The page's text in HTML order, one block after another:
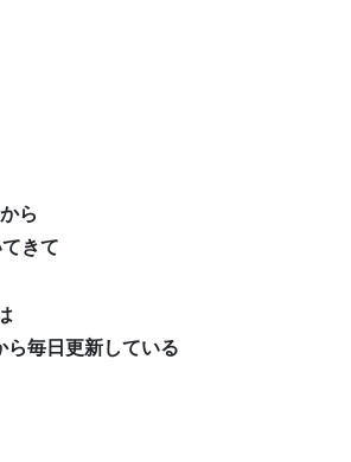
ら
きて
ら毎日更新している